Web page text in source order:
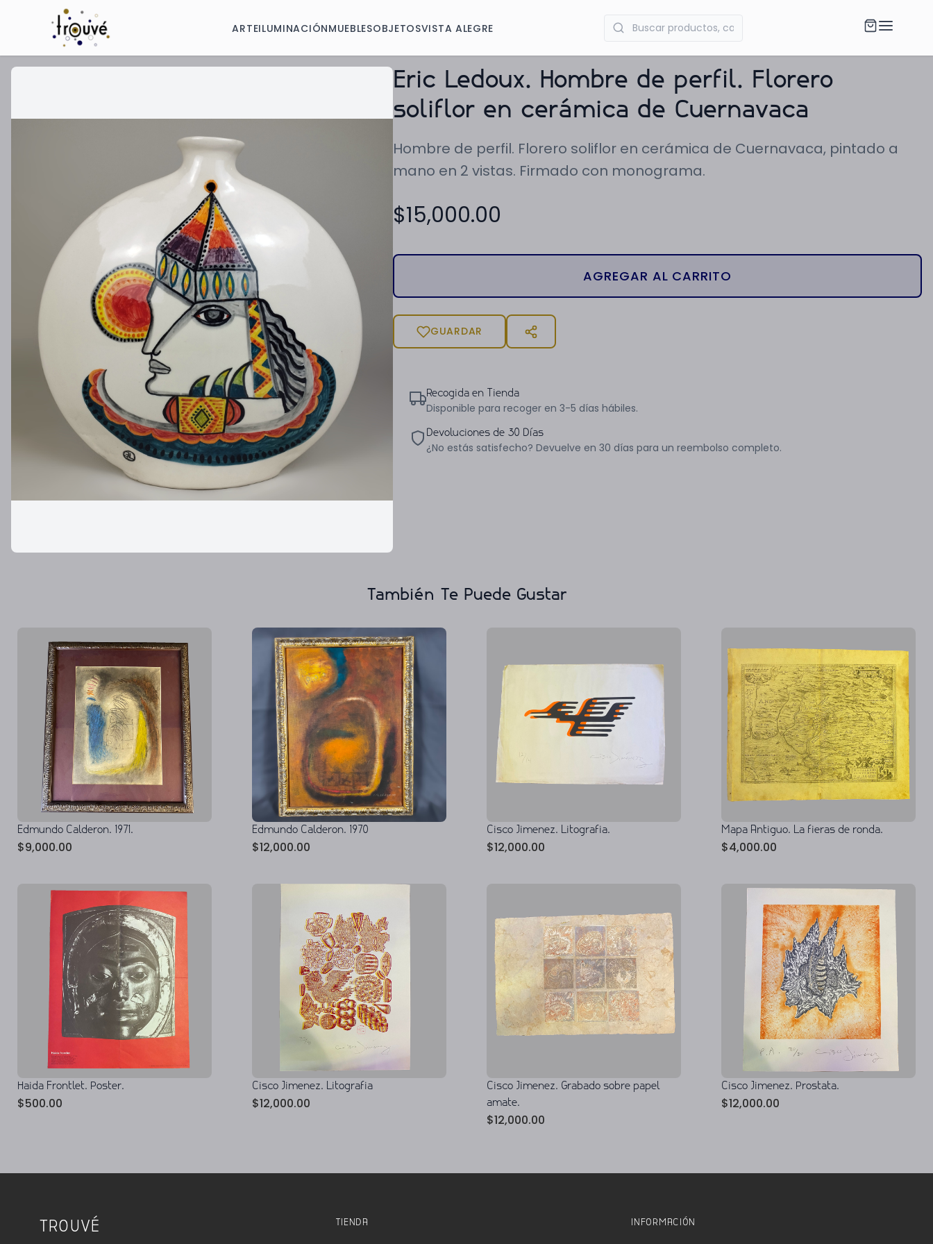
ARTEILUMINACIÓNMUEBLESOBJETOSVISTA ALEGRE
Eric Ledoux. Hombre de perfil. Florero
soliflor en cerámica de Cuernavaca
Hombre de perfil. Florero soliflor en cerámica de Cuernavaca, pintado a
mano en 2 vistas. Firmado con monograma.
$15,000.00
AGREGAR AL CARRITO
GUARDAR
Recogida en Tienda
Disponible para recoger en 3-5 días hábiles.
Devoluciones de 30 Días
¿No estás satisfecho? Devuelve en 30 días para un reembolso completo.
También Te Puede Gustar
Edmundo Calderon. 1971.
$9,000.00
Edmundo Calderon. 1970
$12,000.00
Cisco Jimenez. Litografia.
$12,000.00
Mapa Antiguo. La fieras de ronda.
$4,000.00
Haida Frontlet. Poster.
$500.00
Cisco Jimenez. Litografia
$12,000.00
Cisco Jimenez. Grabado sobre papel
amate.
$12,000.00
Cisco Jimenez. Prostata.
$12,000.00
TROUVÉ TIENDA INFORMACIÓN